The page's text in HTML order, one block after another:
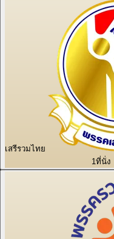
เสรีรวมไทย
1ที่นั่ง